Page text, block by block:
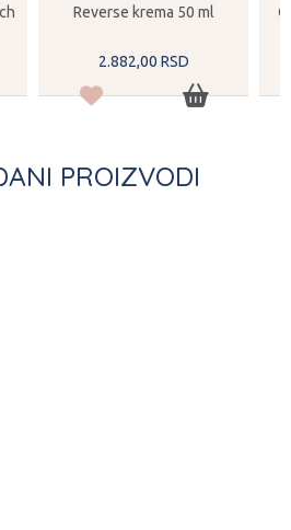
Reverse krema 50 ml
2.882,00 RSD
PROIZVODI